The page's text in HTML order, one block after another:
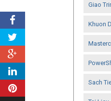
Giao
Khuon
Sach